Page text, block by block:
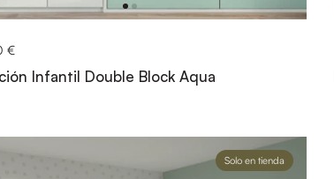
€
Infantil Double Block Aqua
Solo en tienda